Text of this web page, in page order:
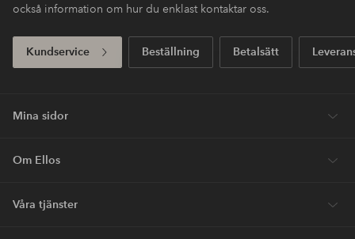
också information om hur du enklast kontaktar oss.
Kundservice Beställning Betalsätt
Mina sidor
Om Ellos
Våra tjänster